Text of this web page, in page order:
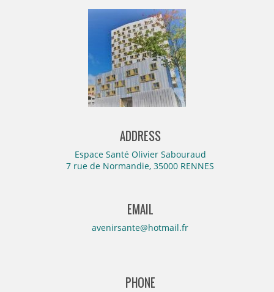
ADDRESS
Espace Santé Olivier Sabouraud
7 rue de Normandie, 35000 RENNES
EMAIL
avenirsante@hotmail.fr
PHONE